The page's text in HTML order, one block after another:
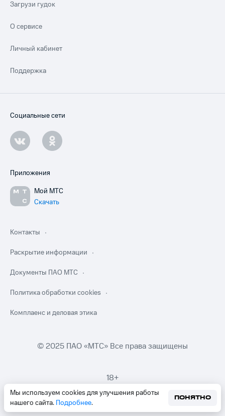
Мы используем cookies для улучшения работы
нашего сайта. Подробнее.
ПОНЯТНО
Загрузи гудок
О сервисе
Личный кабинет
Поддержка
Социальные сети
Приложения
Мой МТС
Скачать
Контакты
Раскрытие информации
Документы ПАО МТС
Политика обработки cookies
Комплаенс и деловая этика
© 2025 ПАО «МТС» Все права защищены
18+